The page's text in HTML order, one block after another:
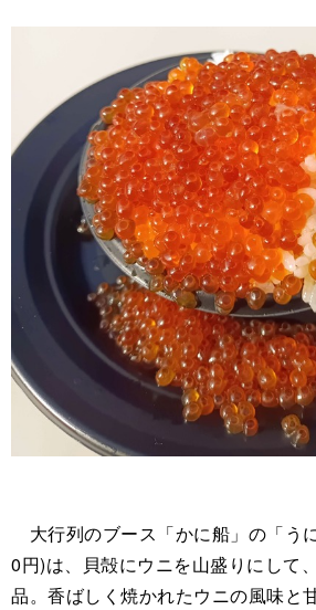
大行列のブース「かに船」の「う
0円)は、貝殻にウニを山盛りにして
品。香ばしく焼かれたウニの風味と